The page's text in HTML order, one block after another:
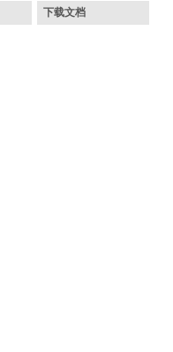
下载文档